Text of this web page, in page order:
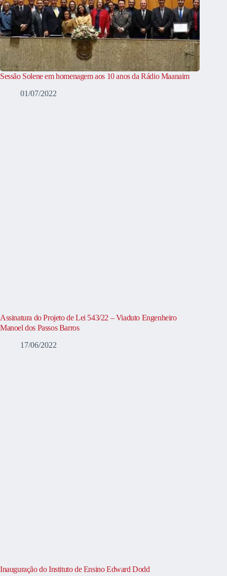
Sessão Solene em homenagem aos 10 anos da Rádio Maanaim
01/07/2022
Assinatura do Projeto de Lei 543/22 – Viaduto Engenheiro
Manoel dos Passos Barros
17/06/2022
Inauguração do Instituto de Ensino Edward Dodd